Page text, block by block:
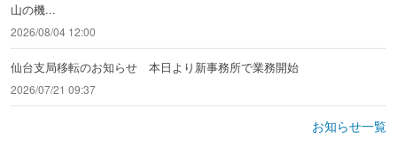
山の機...
2026/08/04 12:00
仙台支局移転のお知らせ 本日より新事務所で業務開始
2026/07/21 09:37
お知らせ一覧